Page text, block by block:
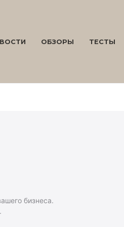
ОБЗОРЫ ТЕСТЫ
бизнеса.